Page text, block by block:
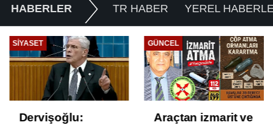
HABERLER TR HABER YEREL
SIYASET
Dervişoğlu:
GÜNCEL
Araçtan izmarit ve